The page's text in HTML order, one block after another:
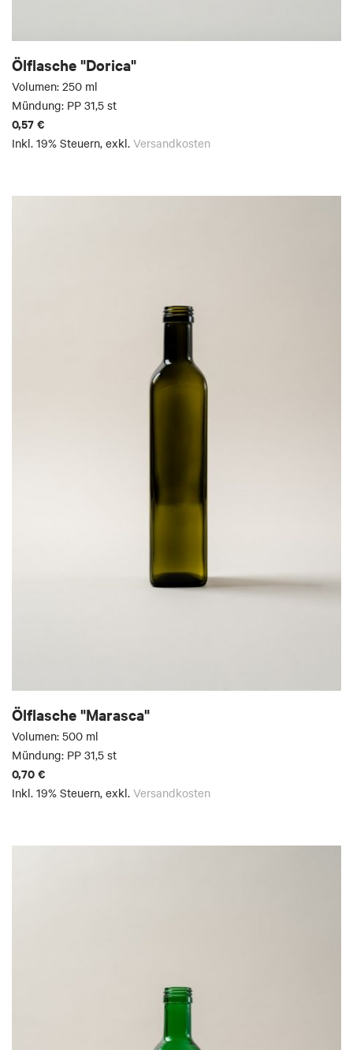
Ölflasche "Dorica"
Volumen: 250 ml
Mündung: PP 31,5 st
0,57 €
Inkl. 19% Steuern, exkl. Versandkosten
Ölflasche "Marasca"
Volumen: 500 ml
Mündung: PP 31,5 st
0,70 €
Inkl. 19% Steuern, exkl. Versandkosten